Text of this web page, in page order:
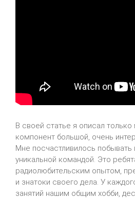
В своей статье я описал только
компонент большой, очень
Мне посчастливилось побывать
уникальной командой. Это
радиолюбительским опытом,
и знатоки своего дела. У
занятий нашим общим хобби,